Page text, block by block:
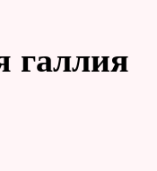
галлия